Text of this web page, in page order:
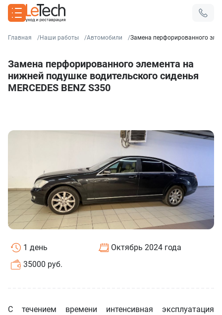
Главная Наши работы Автомобили Замена перфорированного
Замена перфорированного элемента на
нижней подушке водительского сиденья
MERCEDES BENZ S350
1 день
35000 руб.
Октябрь 2024 года
С течением времени интенсивная эксплуатация